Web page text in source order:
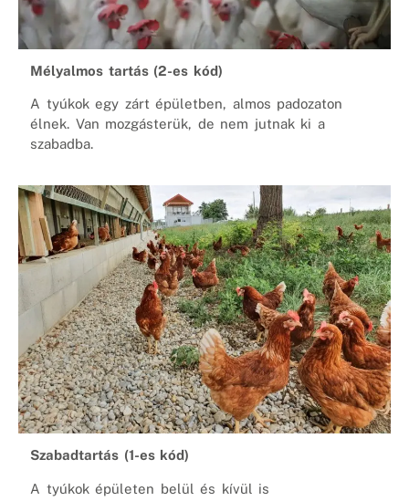
Mélyalmos tartás (2-es kód)
A tyúkok egy zárt épületben, almos padozaton
élnek. Van mozgásterük, de nem jutnak ki a
szabadba.
Szabadtartás (1-es kód)
A tyúkok épületen belül és kívül is